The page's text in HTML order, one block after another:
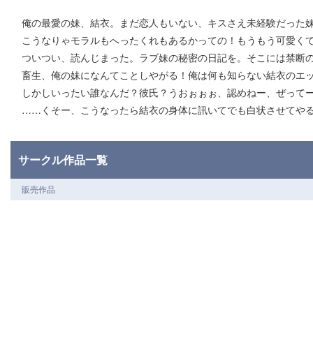
俺の最愛の妹、結衣。まだ恋人もいない、キスさえ未経験だった
こうなりゃモラルもへったくれもあるかっての！もうもう可愛
ついつい、読んじまった。ラブ妹の秘密の日記を。そこには禁断
畜生、俺の妹になんてことしやがる！俺は何も知らない結衣のエ
しかしいったい誰なんだ？彼氏？うおぉぉぉ、認めねー、ぜって
……くそー、こうなったら結衣の身体に訊いてでも白状させてや
サークル作品一覧
販売作品